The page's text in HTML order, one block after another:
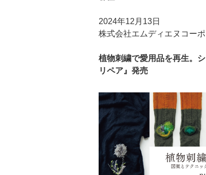
2024年12月13日
株式会社エムディエヌコー
植物刺繍で愛用品を再生。
リペア』発売